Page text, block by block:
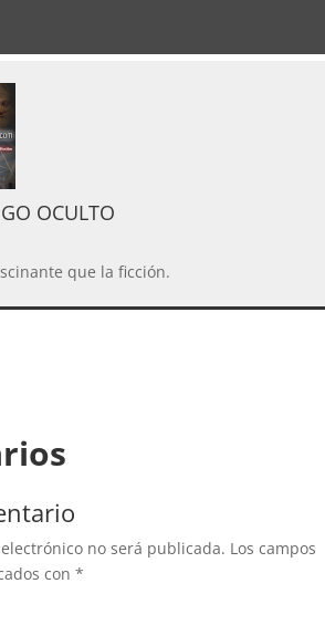
OCULTO
que la ficción.
no será publicada. Los campos
con *